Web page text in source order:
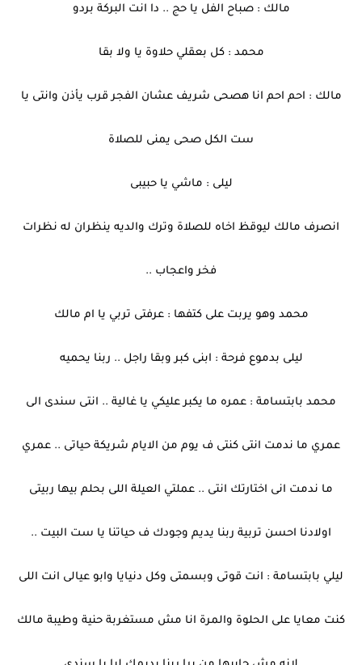
مالك : صباح الفل يا حج .. دا انت البركة بردو
محمد : كل بعقلي حلاوة يا ولا بقا
مالك : احم احم انا هصحى شريف عشان الفجر قرب يأذن وانتى يا
ست الكل صحى يمنى للصلاة
ليلى : ماشي يا حبيبى
انصرف مالك ليوقظ اخاه للصلاة وترك والديه ينظران له نظرات
فخر واعجاب ..
محمد وهو يربت على كتفها : عرفتى تربي يا ام مالك
ليلى بدموع فرحة : ابنى كبر وبقا راجل .. ربنا يحميه
محمد بابتسامة : عمره ما يكبر عليكي يا غالية .. انتى سندى الى
عمري ما ندمت انتى كنتى ف يوم من الايام شريكة حياتى .. عمري
ما ندمت انى اختارتك انتى .. عملتي العيلة اللى بحلم بيها ربيتى
اولادنا احسن تربية ربنا يديم وجودك ف حياتنا يا ست البيت ..
ليلي بابتسامة : انت قوتى وبسمتى وكل دنيايا وابو عيالى انت اللى
كنت معايا على الحلوة والمرة انا مش مستغربة حنية وطيبة مالك